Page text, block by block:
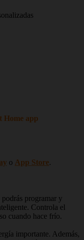
Home app
o App Store.
programar y
Controla el
cuando hace frío.
importante. Además,